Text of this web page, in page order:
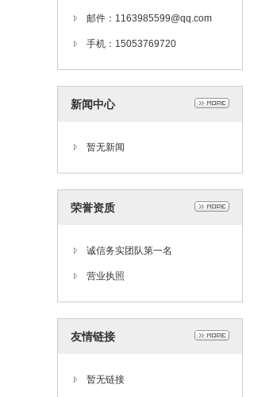
邮件：1163985599@qq.com
手机：15053769720
新闻中心
暂无新闻
荣誉资质
诚信务实团队第一名
营业执照
友情链接
暂无链接